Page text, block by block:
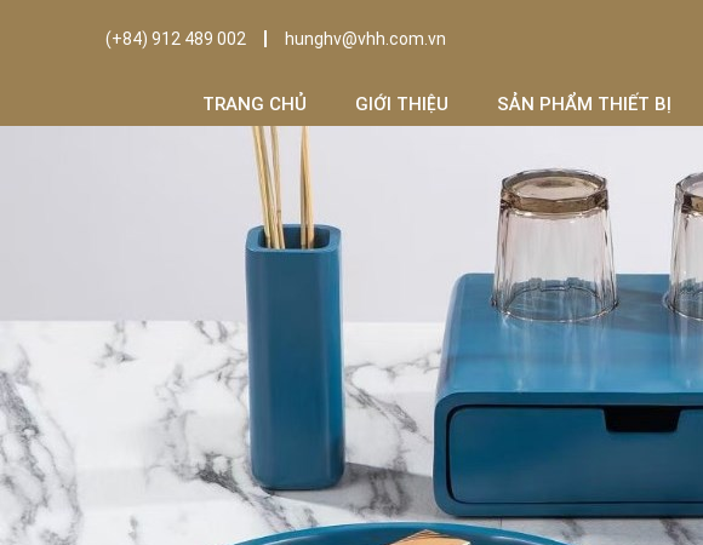
(+84) 912 489 002 hunghv@vhh.com.vn
TRANG CHỦ GIỚI THIỆU SẢN PHẨM THIẾT BỊ